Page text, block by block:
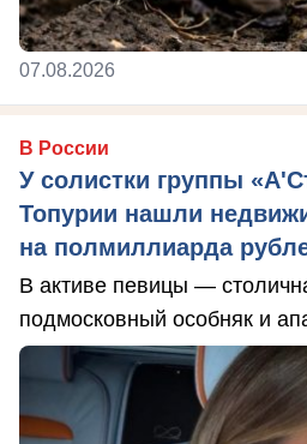
07.08.2026
В России
У солистки группы
Топурии нашли
на полмиллиарда
В активе певицы —
подмосковный особняк и